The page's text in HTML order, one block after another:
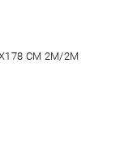
CM 2M/2M